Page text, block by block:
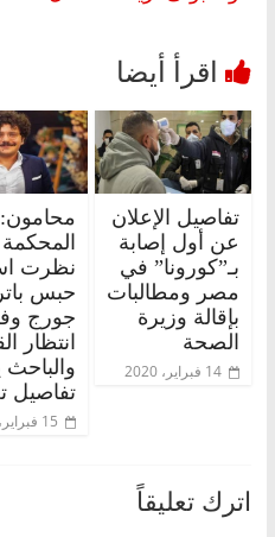
تفاصيل الإعلان
عن أول إصابة
بـ”كورونا” في
مصر ومطالبات
بإقالة وزيرة
الصحة
14 فبراير، 2020
محامون:
المحكمة
نظرت
حبس
جورج
انتظار
تفاصيل
15 فبراير، 2020
اترك تعليقاً